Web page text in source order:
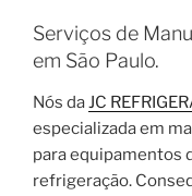
Serviços de
em São Paulo.
Nós daJC
especializada em
para equipamentos
refrigeração.